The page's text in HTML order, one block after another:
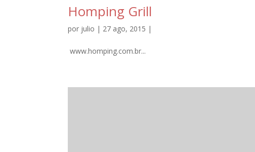
Homping Grill
por julio | 27 ago, 2015 |
www.homping.com.br...